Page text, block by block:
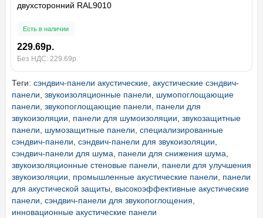
двухсторонний RAL9010
Есть в наличии
229.69р.
Без НДС: 229.69р.
Теги: сэндвич-панели акустические, акустические сэндвич-
панели, звукоизоляционные панели, шумопоглощающие
панели, звукопоглощающие панели, панели для
звукоизоляции, панели для шумоизоляции, звукозащитные
панели, шумозащитные панели, специализированные
сэндвич-панели, сэндвич-панели для звукоизоляции,
сэндвич-панели для шума, панели для снижения шума,
звукоизоляционные стеновые панели, панели для улучшения
звукоизоляции, промышленные акустические панели, панели
для акустической защиты, высокоэффективные акустические
панели, сэндвич-панели для звукопоглощения,
инновационные акустические панели